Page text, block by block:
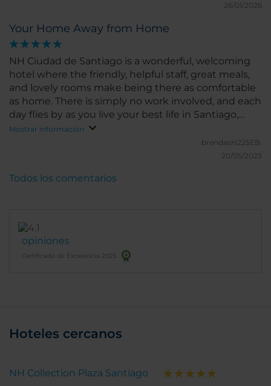
26/01/2026
Your Home Away from Home
NH Ciudad de Santiago is a wonderful, welcoming
hotel where the friendly, helpful staff, great meals,
and lovely rooms make being there as comfortable
as home. There is simply no work involved, and each
day flies by as you live your best life in Santiago,
Chile! Also note, this staff has great compassion and
helped me when I became ill on my trip. I will
Mostrar información
brendasH225EB.
20/05/2023
opiniones
Certificado de Excelencia 2025
Todos los comentarios
Hoteles cercanos
NH Collection Plaza Santiago